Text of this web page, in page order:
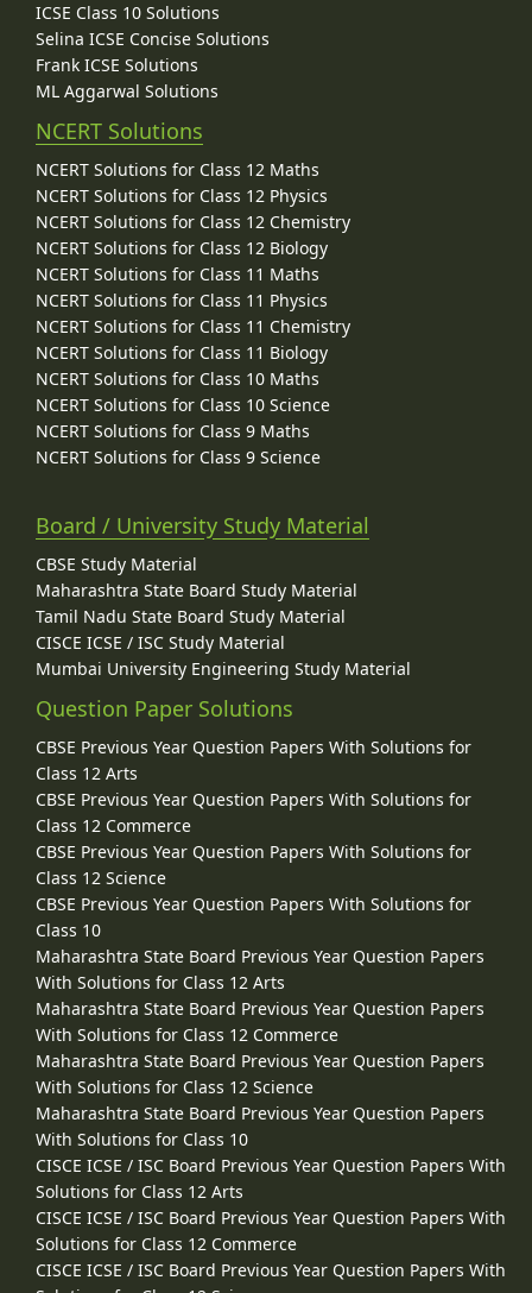
ICSE Class 10 Solutions
Selina ICSE Concise Solutions
Frank ICSE Solutions
ML Aggarwal Solutions
NCERT Solutions
NCERT Solutions for Class 12 Maths
NCERT Solutions for Class 12 Physics
NCERT Solutions for Class 12 Chemistry
NCERT Solutions for Class 12 Biology
NCERT Solutions for Class 11 Maths
NCERT Solutions for Class 11 Physics
NCERT Solutions for Class 11 Chemistry
NCERT Solutions for Class 11 Biology
NCERT Solutions for Class 10 Maths
NCERT Solutions for Class 10 Science
NCERT Solutions for Class 9 Maths
NCERT Solutions for Class 9 Science
Board / University Study Material
CBSE Study Material
Maharashtra State Board Study Material
Tamil Nadu State Board Study Material
CISCE ICSE / ISC Study Material
Mumbai University Engineering Study Material
Question Paper Solutions
CBSE Previous Year Question Papers With Solutions for
Class 12 Arts
CBSE Previous Year Question Papers With Solutions for
Class 12 Commerce
CBSE Previous Year Question Papers With Solutions for
Class 12 Science
CBSE Previous Year Question Papers With Solutions for
Class 10
Maharashtra State Board Previous Year Question Papers
With Solutions for Class 12 Arts
Maharashtra State Board Previous Year Question Papers
With Solutions for Class 12 Commerce
Maharashtra State Board Previous Year Question Papers
With Solutions for Class 12 Science
Maharashtra State Board Previous Year Question Papers
With Solutions for Class 10
CISCE ICSE / ISC Board Previous Year Question Papers With
Solutions for Class 12 Arts
CISCE ICSE / ISC Board Previous Year Question Papers With
Solutions for Class 12 Commerce
CISCE ICSE / ISC Board Previous Year Question Papers With